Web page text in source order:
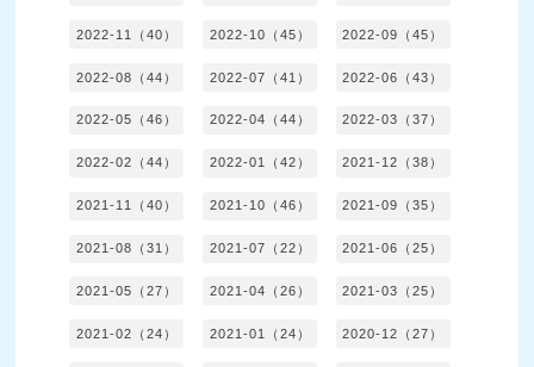
2022-11（40） 2022-10（45） 2022-09（45）
2022-08（44） 2022-07（41） 2022-06（43）
2022-05（46） 2022-04（44） 2022-03（37）
2022-02（44） 2022-01（42） 2021-12（38）
2021-11（40） 2021-10（46） 2021-09（35）
2021-08（31） 2021-07（22） 2021-06（25）
2021-05（27） 2021-04（26） 2021-03（25）
2021-02（24） 2021-01（24） 2020-12（27）